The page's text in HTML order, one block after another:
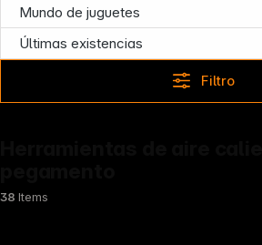
Mundo de juguetes
Últimas existencias
Filtro
38 Items